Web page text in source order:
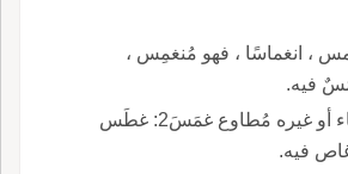
، انغماسًا ، فهو مُنغمِس ،
فيه.
انغمس في الماء أو غيره مُطاوع غمَسَ2: غطَس
غاص فيه.